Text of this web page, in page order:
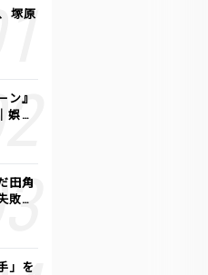
塚原
ン』
娯楽
田角
敗
」を